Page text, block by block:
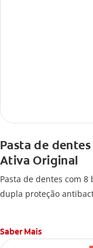
Pasta de
Ativa Original
Pasta de dentes com
dupla proteção
Saber Mais